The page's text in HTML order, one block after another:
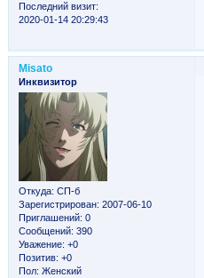
Последний визит:
2020-01-14 20:29:43
Misato
Инквизитор
Откуда: СП-б
Зарегистрирован: 2007-06-10
Приглашений: 0
Сообщений: 390
Уважение: +0
Позитив: +0
Пол: Женский